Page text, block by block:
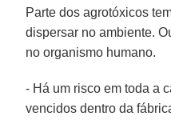
Parte dos agrotóxicos
dispersar no ambiente.
no organismo humano.
- Há um risco em toda a
vencidos dentro da